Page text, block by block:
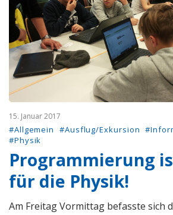
15. Januar 2017
#Allgemein #Ausflug/Exkursion
#Physik
Programmierung
für die Physik!
Am Freitag Vormittag befasste sich